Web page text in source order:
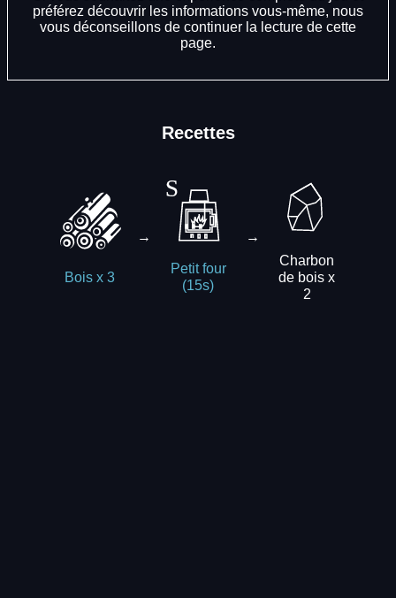
préférez découvrir les informations vous-même, nous
vous déconseillons de continuer la lecture de cette
page.
Recettes
Bois x 3
→
Petit four
(15s)
→
Charbon
de bois x
2